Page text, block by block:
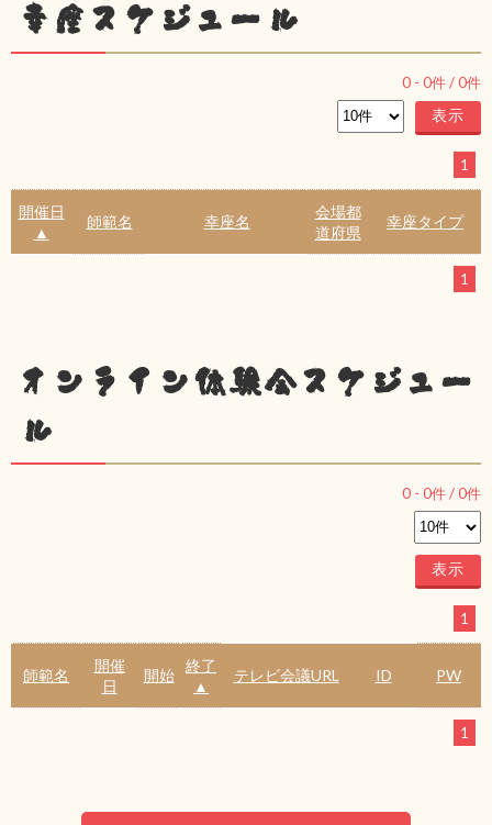
幸座スケジュール
0 - 0件 /0件
1
開催日
▲
師範名 幸座名
会場都
道府県
幸座タイプ
1
オンライン体験会スケジュー
ル
0 - 0件 /0件
1
師範名
開催
日
開始
終了
▲
テレビ会議URL ID PW
1